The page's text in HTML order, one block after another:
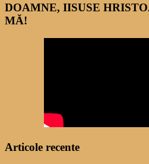
DOAMNE, IISUSE
MĂ!
Articole recente